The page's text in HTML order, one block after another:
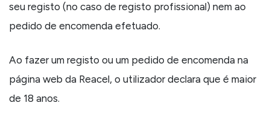
seu registo (no caso de registo profissional) nem ao
pedido de encomenda efetuado.
Ao fazer um registo ou um pedido de encomenda na
página web da Reacel, o utilizador declara que é maior
de 18 anos.